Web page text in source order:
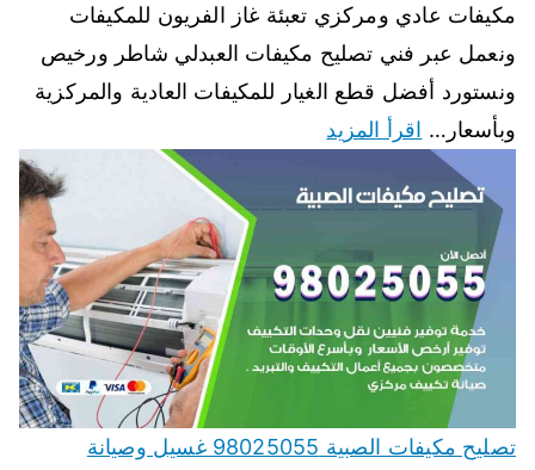
مكيفات عادي ومركزي تعبئة غاز الفريون للمكيفات
ونعمل عبر فني تصليح مكيفات العبدلي شاطر ورخيص
ونستورد أفضل قطع الغيار للمكيفات العادية والمركزية
وبأسعار… اقرأ المزيد
تصليح مكيفات الصبية 98025055 غسيل وصيانة